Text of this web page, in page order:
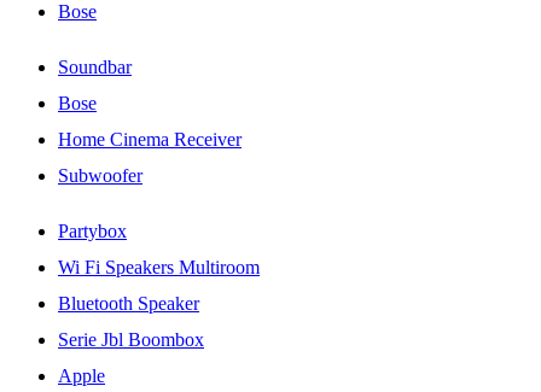
Bose
Soundbar
Bose
Home Cinema Receiver
Subwoofer
Partybox
Wi Fi Speakers Multiroom
Bluetooth Speaker
Serie Jbl Boombox
Apple